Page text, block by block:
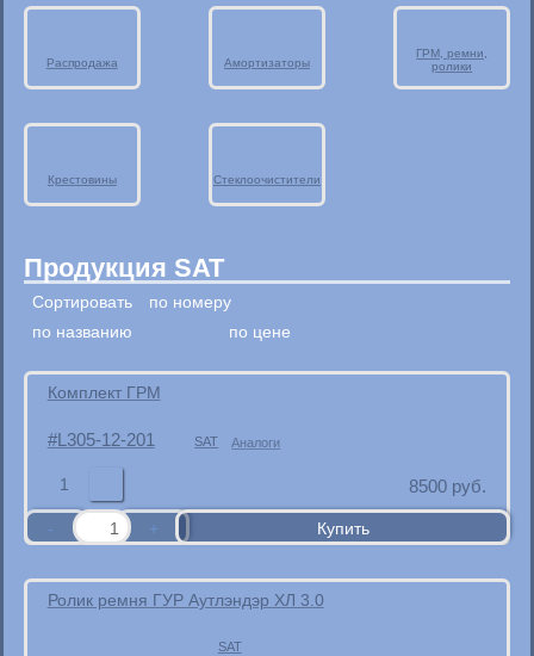
Распродажа Амортизаторы
ГРМ, ремни,
ролики
Крестовины Стеклоочистители
Продукция SAT
Сортировать
по номеру
по названию
по цене
Комплект ГРM
L305-12-201 SAT Аналоги
1 8500 руб.
Ролик ремня ГУР Аутлэндэр ХЛ 3.0
SAT